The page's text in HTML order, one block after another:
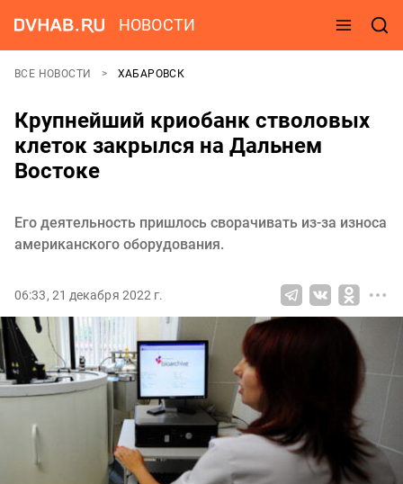
НОВОСТИ
ВСЕ НОВОСТИ ХАБАРОВСК
Крупнейший криобанк стволовых
клеток закрылся на Дальнем
Востоке
Его деятельность пришлось сворачивать из-за износа
американского оборудования.
06:33, 21 декабря 2022 г.